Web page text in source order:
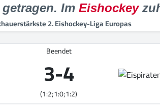
Im Eishockey
2. Eishockey-Liga Europas
Beendet
3-4
(1:2;1:0;1:2)